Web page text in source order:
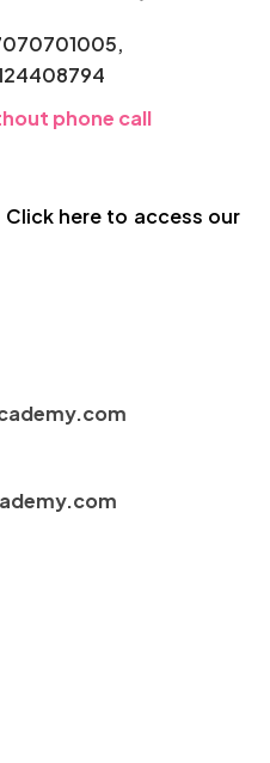
phone call
here to access our